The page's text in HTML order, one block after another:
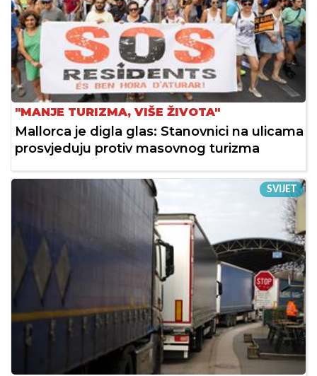
"MANJE TURIZMA, VIŠE ŽIVOTA"
Mallorca je digla glas: Stanovnici na ulicama
prosvjeduju protiv masovnog turizma
SVIJET